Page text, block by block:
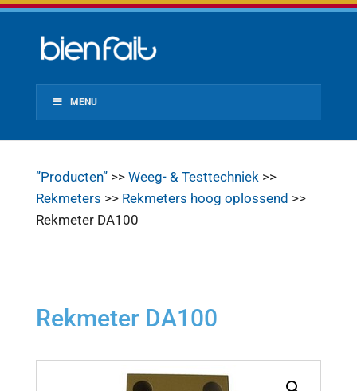
MENU
”Producten”>> Weeg- & Testtechniek>>
Rekmeters >> Rekmeters hoog oplossend >>
Rekmeter DA100
Rekmeter DA100